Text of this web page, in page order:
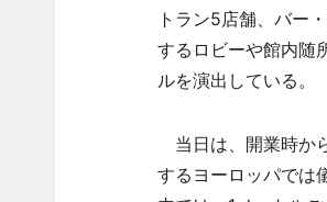
トラン5店舗、バー
するロビーや館内随
ルを演出している。
当日は、開業時か
するヨーロッパでは